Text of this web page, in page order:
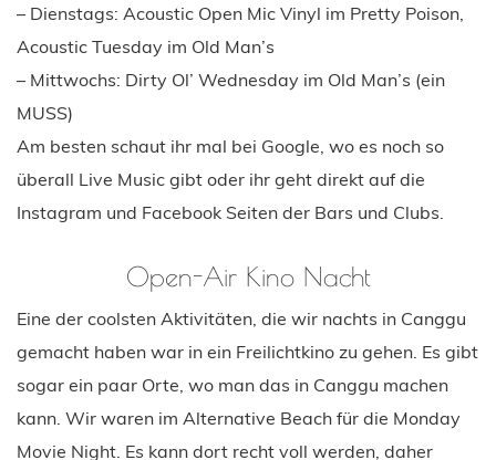
– Dienstags: Acoustic Open Mic Vinyl im Pretty Poison,
Acoustic Tuesday im Old Man’s
– Mittwochs: Dirty Ol’ Wednesday im Old Man’s (ein
MUSS)
Am besten schaut ihr mal bei Google, wo es noch so
überall Live Music gibt oder ihr geht direkt auf die
Instagram und Facebook Seiten der Bars und Clubs.
Open-Air Kino Nacht
Eine der coolsten Aktivitäten, die wir nachts in Canggu
gemacht haben war in ein Freilichtkino zu gehen. Es gibt
sogar ein paar Orte, wo man das in Canggu machen
kann. Wir waren im Alternative Beach für die Monday
Movie Night. Es kann dort recht voll werden, daher